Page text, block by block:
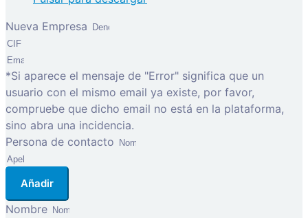
Nueva Empresa
*Si aparece el mensaje de "Error" significa que un
usuario con el mismo email ya existe, por favor,
compruebe que dicho email no está en la plataforma,
sino abra una incidencia.
Persona de contacto
Añadir
Nombre